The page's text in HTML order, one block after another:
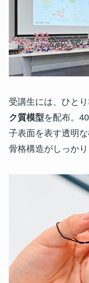
受講生には、ひとり
ク質模型を配布。
子表面を表す透明
骨格構造がしっか